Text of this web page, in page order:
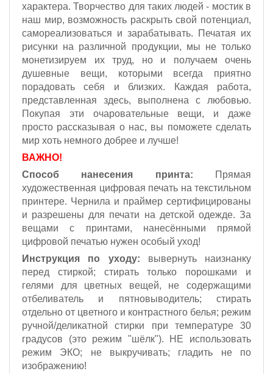
характера. Творчество для таких людей - мостик в
наш мир, возможность раскрыть свой потенциал,
самореализоваться и зарабатывать. Печатая их
рисунки на различной продукции, мы не только
монетизируем их труд, но и получаем очень
душевные вещи, которыми всегда приятно
порадовать себя и близких. Каждая работа,
представленная здесь, выполнена с любовью.
Покупая эти очаровательные вещи, и даже
просто рассказывая о нас, вы поможете сделать
мир хоть немного добрее и лучше!
ВАЖНО!
Способ нанесения принта: Прямая
художественная цифровая печать на текстильном
принтере. Чернила и праймер сертифицированы
и разрешены для печати на детской одежде. За
вещами с принтами, нанесёнными прямой
цифровой печатью нужен особый уход!
Инструкция по уходу: вывернуть наизнанку
перед стиркой; стирать только порошками и
гелями для цветных вещей, не содержащими
отбеливатель и пятновыводитель; стирать
отдельно от цветного и контрастного белья; режим
ручной/деликатной стирки при температуре 30
градусов (это режим "шёлк"). НЕ использовать
режим ЭКО; не выкручивать; гладить не по
изображению!